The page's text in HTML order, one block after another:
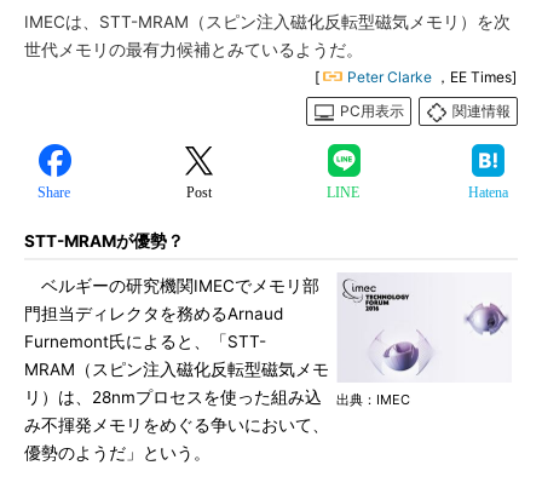
IMECは、STT-MRAM（スピン注入磁化反転型磁気メモリ）を次
世代メモリの最有力候補とみているようだ。
[ Peter Clarke ，EE Times]
PC用表示
関連情報
Share Post LINE Hatena
STT-MRAMが優勢？
出典：IMEC
ベルギーの研究機関IMECでメモリ部
門担当ディレクタを務めるArnaud
Furnemont氏によると、「STT-
MRAM（スピン注入磁化反転型磁気メモ
リ）は、28nmプロセスを使った組み込
み不揮発メモリをめぐる争いにおいて、
優勢のようだ」という。